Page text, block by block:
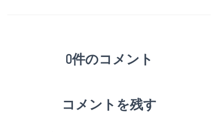
0件のコメント
コメントを残す